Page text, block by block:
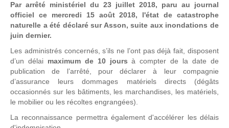
Par arrêté ministériel du 23 juillet 2018, paru au journal
officiel ce mercredi 15 août 2018, l'état de catastrophe
naturelle a été déclaré sur Asson, suite aux inondations de
juin dernier.
Les administrés concernés, s’ils ne l’ont pas déjà fait, disposent
d’un délai maximum de 10 jours à compter de la date de
publication de l’arrêté, pour déclarer à leur compagnie
d’assurance leurs dommages matériels directs (dégâts
occasionnés sur les bâtiments, les marchandises, les matériels,
le mobilier ou les récoltes engrangées).
La reconnaissance permettra également d'accélérer les délais